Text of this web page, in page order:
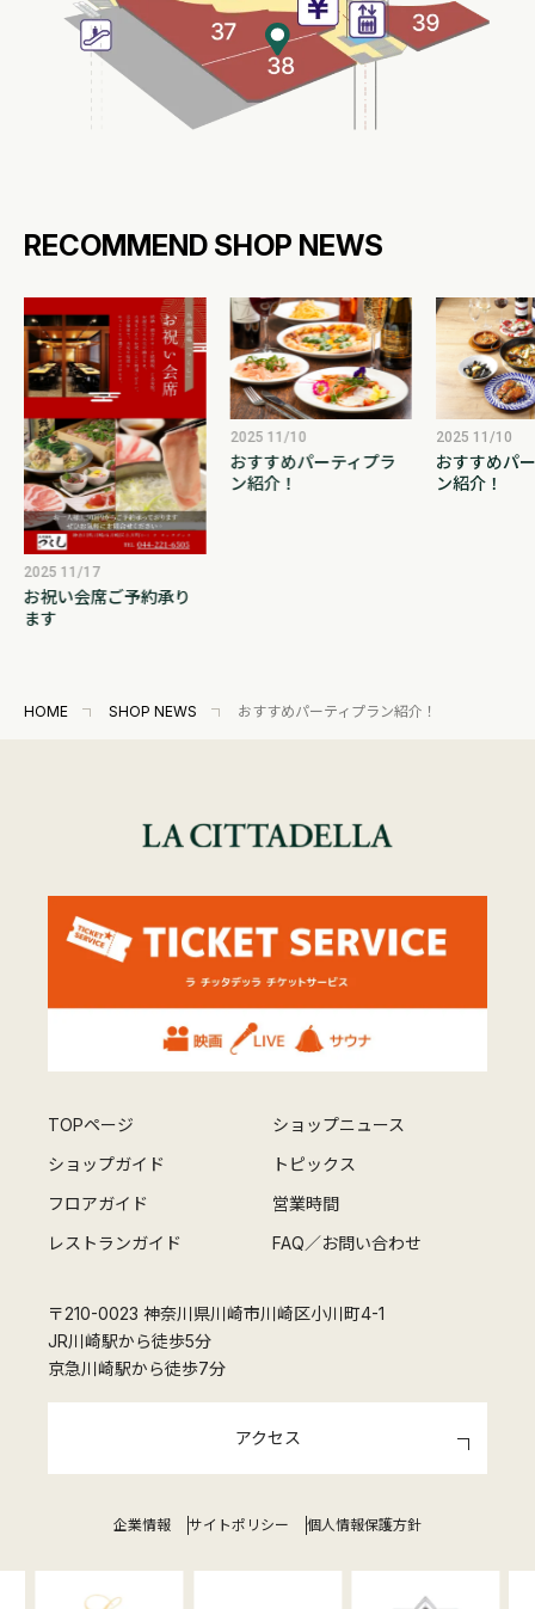
RECOMMEND SHOP NEWS
2025 11/17
お祝い会席ご予約承り
ます
2025 11/10
おすすめパーティプラ
ン紹介！
2025 11/10
おすすめパ
ン紹介！
HOME SHOP NEWS おすすめパーティプラン紹介！
TOPページ
ショップニュース
ショップガイド
トピックス
フロアガイド
営業時間
レストランガイド
FAQ／お問い合わせ
〒210-0023 神奈川県川崎市川崎区小川町4-1
JR川崎駅から徒歩5分
京急川崎駅から徒歩7分
アクセス
企業情報 サイトポリシー 個人情報保護方針